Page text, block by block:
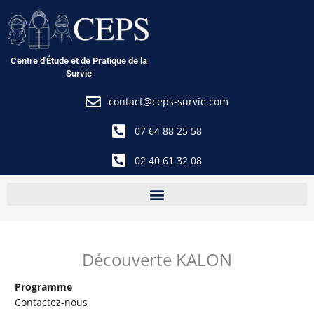
au
contenu
Centre d'Étude et de Pratique de la
Survie
contact@ceps-survie.com
07 64 88 25 58
02 40 61 32 08
Découverte KALON
Programme
Contactez-nous